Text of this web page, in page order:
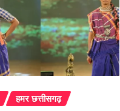
हमर छत्तीसगढ़